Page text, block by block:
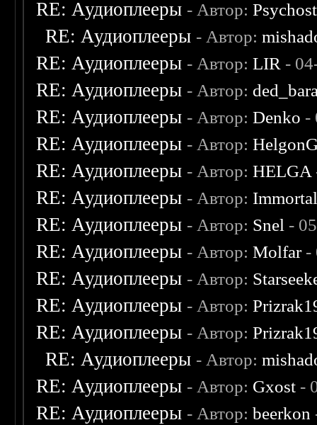
RE: Аудиоплееры - Автор:
RE: Аудиоплееры - Автор:
RE: Аудиоплееры - Автор:LIR -
RE: Аудиоплееры - Автор:
RE: Аудиоплееры - Автор:Denko -
RE: Аудиоплееры - Автор:
RE: Аудиоплееры - Автор:HELGA
RE: Аудиоплееры - Автор:
RE: Аудиоплееры - Автор: Snel -
RE: Аудиоплееры - Автор:Molfar-
RE: Аудиоплееры - Автор:
RE: Аудиоплееры - Автор:
RE: Аудиоплееры - Автор:
RE: Аудиоплееры - Автор:
RE: Аудиоплееры - Автор: Gxost -
RE: Аудиоплееры - Автор:beerkon